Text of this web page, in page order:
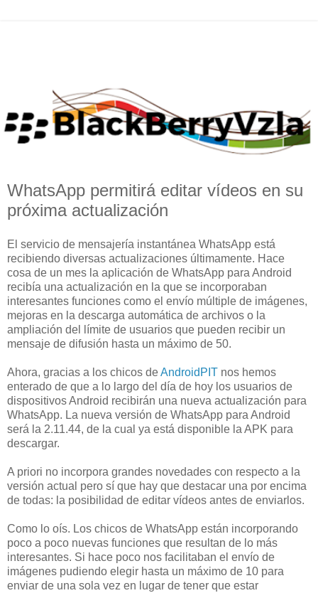
WhatsApp permitirá editar vídeos en su
próxima actualización
El servicio de mensajería instantánea WhatsApp está
recibiendo diversas actualizaciones últimamente. Hace
cosa de un mes la aplicación de WhatsApp para Android
recibía una actualización en la que se incorporaban
interesantes funciones como el envío múltiple de imágenes,
mejoras en la descarga automática de archivos o la
ampliación del límite de usuarios que pueden recibir un
mensaje de difusión hasta un máximo de 50.
Ahora, gracias a los chicos deAndroidPIT nos hemos
enterado de que a lo largo del día de hoy los usuarios de
dispositivos Android recibirán una nueva actualización para
WhatsApp. La nueva versión de WhatsApp para Android
será la 2.11.44, de la cual ya está disponible la APK para
descargar.
A priori no incorpora grandes novedades con respecto a la
versión actual pero sí que hay que destacar una por encima
de todas: la posibilidad de editar vídeos antes de enviarlos.
Como lo oís. Los chicos de WhatsApp están incorporando
poco a poco nuevas funciones que resultan de lo más
interesantes. Si hace poco nos facilitaban el envío de
imágenes pudiendo elegir hasta un máximo de 10 para
enviar de una sola vez en lugar de tener que estar